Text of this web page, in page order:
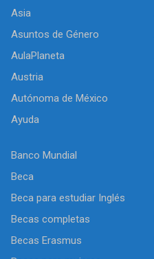
Asia
Asuntos de Género
AulaPlaneta
Austria
Autónoma de México
Ayuda
Banco Mundial
Beca
Beca para estudiar Inglés
Becas completas
Becas Erasmus